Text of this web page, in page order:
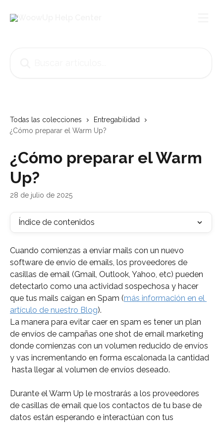
Todas las colecciones
Entregabilidad
¿Cómo preparar el Warm Up?
¿Cómo preparar el Warm
Up?
28 de julio de 2025
Índice de contenidos
Cuando comienzas a enviar mails con un nuevo
software de envío de emails, los proveedores de
casillas de email (Gmail, Outlook, Yahoo, etc) pueden
detectarlo como una actividad sospechosa y hacer
que tus mails caigan en Spam (más información en el
artículo de nuestro Blog).
La manera para evitar caer en spam es tener un plan
de envíos de campañas one shot de email marketing
donde comienzas con un volumen reducido de envíos
y vas incrementando en forma escalonada la cantidad
hasta llegar al volumen de envíos deseado.
Durante el Warm Up le mostrarás a los proveedores
de casillas de email que los contactos de tu base de
datos están esperando e interactúan con tus